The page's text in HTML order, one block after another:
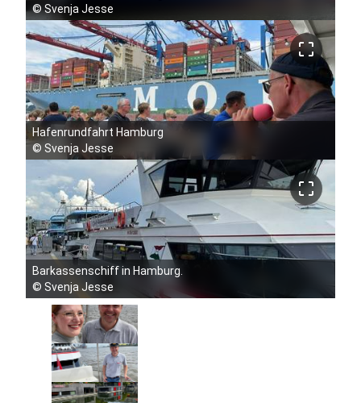
©Svenja Jesse
crop_free
Hafenrundfahrt Hamburg
© Svenja Jesse
crop_free
Barkassenschiff in Hamburg.
© Svenja Jesse